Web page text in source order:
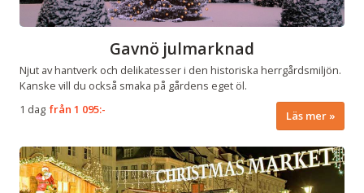
Gavnö julmarknad
Njut av hantverk och delikatesser i den historiska herrgårdsmiljön.
Kanske vill du också smaka på gårdens eget öl.
1 dag från1 095:- Läs mer